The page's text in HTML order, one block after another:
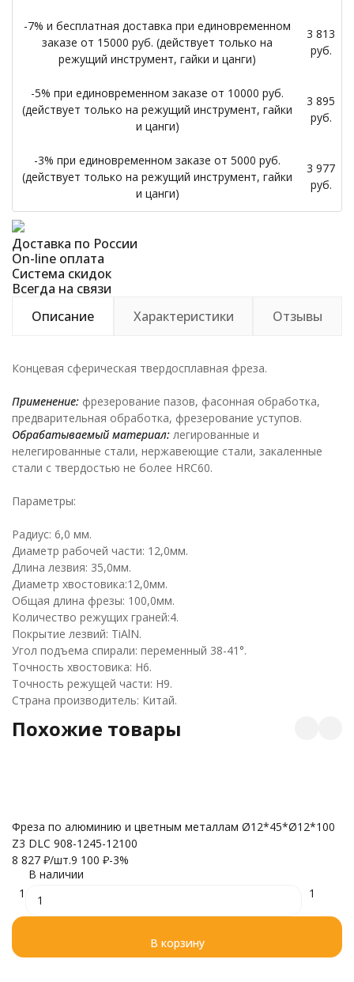
-7% и бесплатная доставка при единовременном
заказе от 15000 руб. (действует только на
режущий инструмент, гайки и цанги)
3 813
руб.
-5% при единовременном заказе от 10000 руб.
(действует только на режущий инструмент, гайки
и цанги)
3 895
руб.
-3% при единовременном заказе от 5000 руб.
(действует только на режущий инструмент, гайки
и цанги)
3 977
руб.
Доставка по России
On-line оплата
Система скидок
Всегда на связи
Описание
Характеристики Отзывы
Концевая сферическая твердосплавная фреза.
Применение: фрезерование пазов, фасонная обработка,
предварительная обработка, фрезерование уступов.
Обрабатываемый материал: легированные и
нелегированные стали, нержавеющие стали, закаленные
стали с твердостью не более HRC60.
Параметры:
Радиус: 6,0 мм.
Диаметр рабочей части: 12,0мм.
Длина лезвия: 35,0мм.
Диаметр хвостовика:12,0мм.
Общая длина фрезы: 100,0мм.
Количество режущих граней:4.
Покрытие лезвий: TiAlN.
Угол подъема спирали: переменный 38-41°.
Точность хвостовика: H6.
Точность режущей части: H9.
Страна производитель: Китай.
Похожие товары
Фреза по алюминию и цветным металлам Ø12*45*Ø12*100
Z3 DLC 908-1245-12100
8 827 ₽/шт.9 100 ₽-3%
В наличии
1
1
В корзину